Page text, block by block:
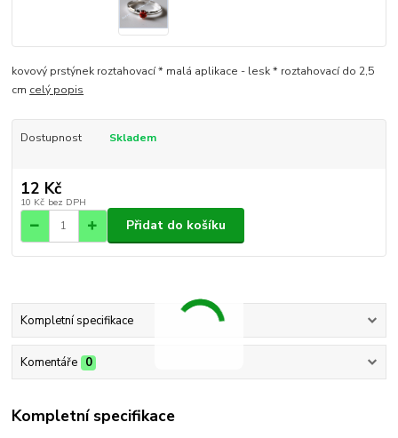
kovový prstýnek roztahovací * malá aplikace - lesk * roztahovací do 2,5
cm celý popis
Dostupnost Skladem
12 Kč
10 Kč bez DPH
Přidat do košíku
Kompletní specifikace
Komentáře 0
Kompletní specifikace